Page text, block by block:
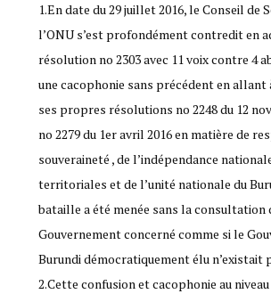
1.En date du 29 juillet 2016, le Conseil de
l’ONU s’est profondément contredit en
résolution no 2303 avec 11 voix contre 4
une cacophonie sans précédent en allant
ses propres résolutions no 2248 du 12
no 2279 du 1er avril 2016 en matière de
souveraineté , de l’indépendance
territoriales et de l’unité nationale du
bataille a été menée sans la consultation
Gouvernement concerné comme si le
Burundi démocratiquement élu n’existait
2.Cette confusion et cacophonie au